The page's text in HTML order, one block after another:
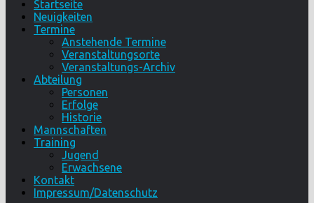
Startseite
Neuigkeiten
Termine
Anstehende Termine
Veranstaltungsorte
Veranstaltungs-Archiv
Abteilung
Personen
Erfolge
Historie
Mannschaften
Training
Jugend
Erwachsene
Kontakt
Impressum/Datenschutz